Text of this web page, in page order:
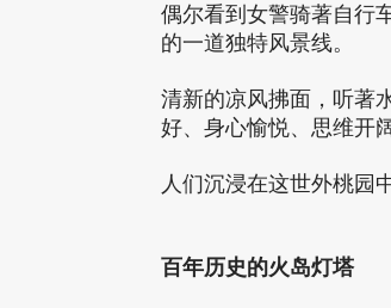
偶尔看到女警骑著自行
的一道独特风景线。
清新的凉风拂面，听著
好、身心愉悦、思维
人们沉浸在这世外桃园
百年历史的火岛灯塔